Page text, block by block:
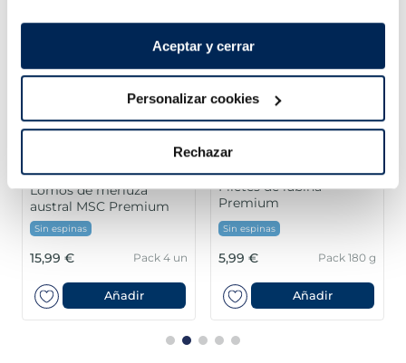
Aceptar y cerrar
Personalizar cookies
Rechazar
Lomos de merluza
austral MSC Premium
Sin espinas
15,99 € Pack 4 un
Añadir
Filetes de lubina
Premium
Sin espinas
5,99 € Pack 180 g
Añadir